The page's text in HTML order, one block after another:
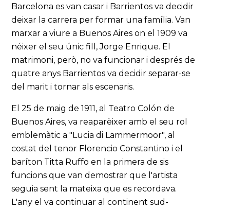
Barcelona es van casar i Barrientos va decidir
deixar la carrera per formar una família. Van
marxar a viure a Buenos Aires on el 1909 va
néixer el seu únic fill, Jorge Enrique. El
matrimoni, però, no va funcionar i després de
quatre anys Barrientos va decidir separar-se
del marit i tornar als escenaris.
El 25 de maig de 1911, al Teatro Colón de
Buenos Aires, va reaparèixer amb el seu rol
emblemàtic a "Lucia di Lammermoor", al
costat del tenor Florencio Constantino i el
baríton Titta Ruffo en la primera de sis
funcions que van demostrar que l'artista
seguia sent la mateixa que es recordava.
L'any el va continuar al continent sud-